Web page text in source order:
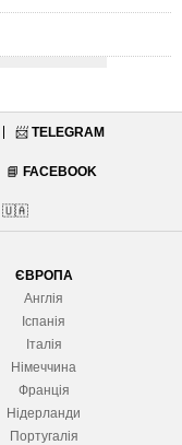
📨 TELEGRAM
📘 FACEBOOK
🇺🇦
ЄВРОПА
Англія
Іспанія
Італія
Німеччина
Франція
Нідерланди
Португалія